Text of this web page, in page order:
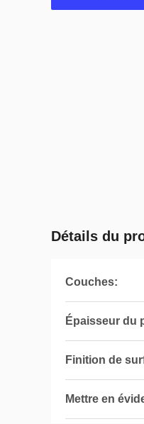
Détails du
Couches:
Épaisseur du
Finition de
Mettre en